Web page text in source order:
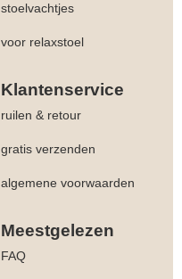
stoelvachtjes
voor relaxstoel
Klantenservice
ruilen & retour
gratis verzenden
algemene voorwaarden
Meestgelezen
FAQ